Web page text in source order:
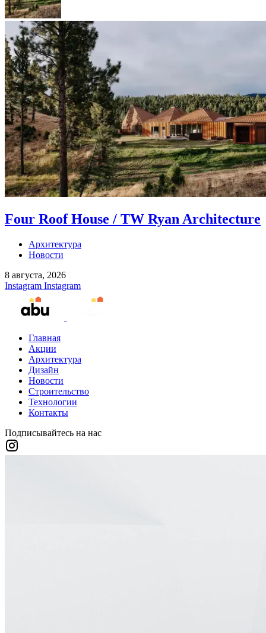
Four Roof House / TW Ryan Architecture
Архитектура
Новости
8 августа, 2026
Instagram Instagram
Главная
Акции
Архитектура
Дизайн
Новости
Строительство
Технологии
Контакты
Подписывайтесь на нас